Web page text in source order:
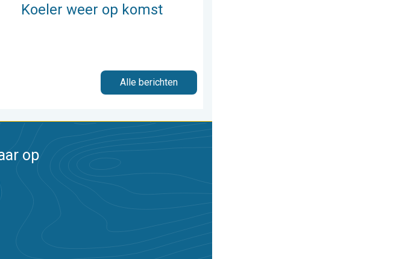
Koeler weer op komst
Alle berichten
op